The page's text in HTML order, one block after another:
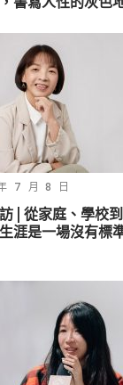
7 月 8 日
| 從家庭、學校
涯是一場沒有標